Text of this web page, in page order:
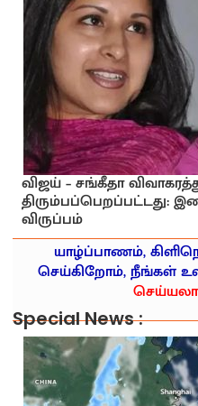
விஜய் – சங்கீதா
திரும்பப்பெறப்பட்டது:
விருப்பம்
யாழ்ப்பாணம்,
செய்கிறோம், நீங்கள்
Special News :